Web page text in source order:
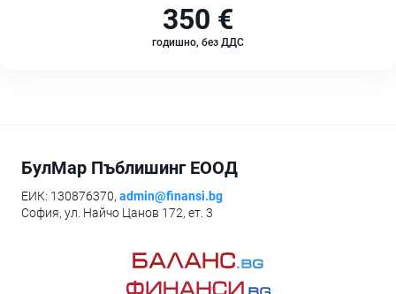
350 €
годишно, без ДДС
БулМар Пъблишинг ЕООД
ЕИК: 130876370, admin@finansi.bg
София, ул. Найчо Цанов 172, ет. 3